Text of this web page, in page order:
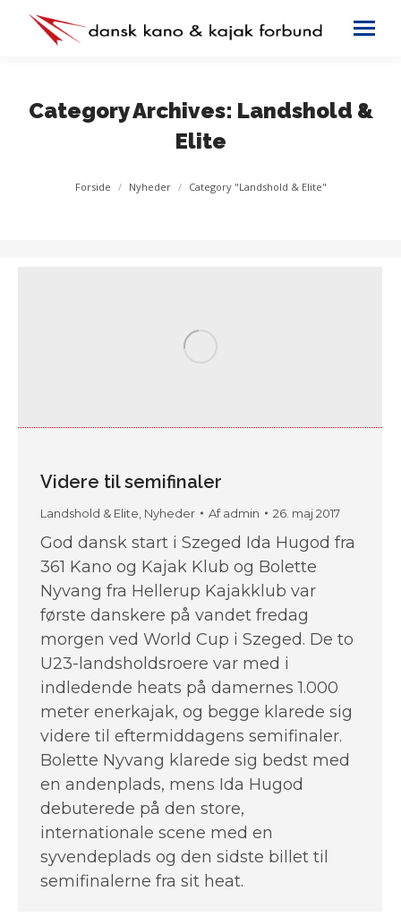
Category Archives: Landshold &
Elite
You are here:
Forside Nyheder Category "Landshold & Elite"
Videre til semifinaler
Landshold & Elite, Nyheder Afadmin 26. maj 2017
God dansk start i Szeged Ida Hugod fra
361 Kano og Kajak Klub og Bolette
Nyvang fra Hellerup Kajakklub var
første danskere på vandet fredag
morgen ved World Cup i Szeged. De to
U23-landsholdsroere var med i
indledende heats på damernes 1.000
meter enerkajak, og begge klarede sig
videre til eftermiddagens semifinaler.
Bolette Nyvang klarede sig bedst med
en andenplads, mens Ida Hugod
debuterede på den store,
internationale scene med en
syvendeplads og den sidste billet til
semifinalerne fra sit heat.